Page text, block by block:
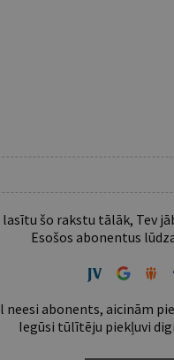
lasītu šo rakstu tālāk, Tev
Esošos abonentus
neesi abonents, aicinām
Iegūsi tūlītēju piekļuvi